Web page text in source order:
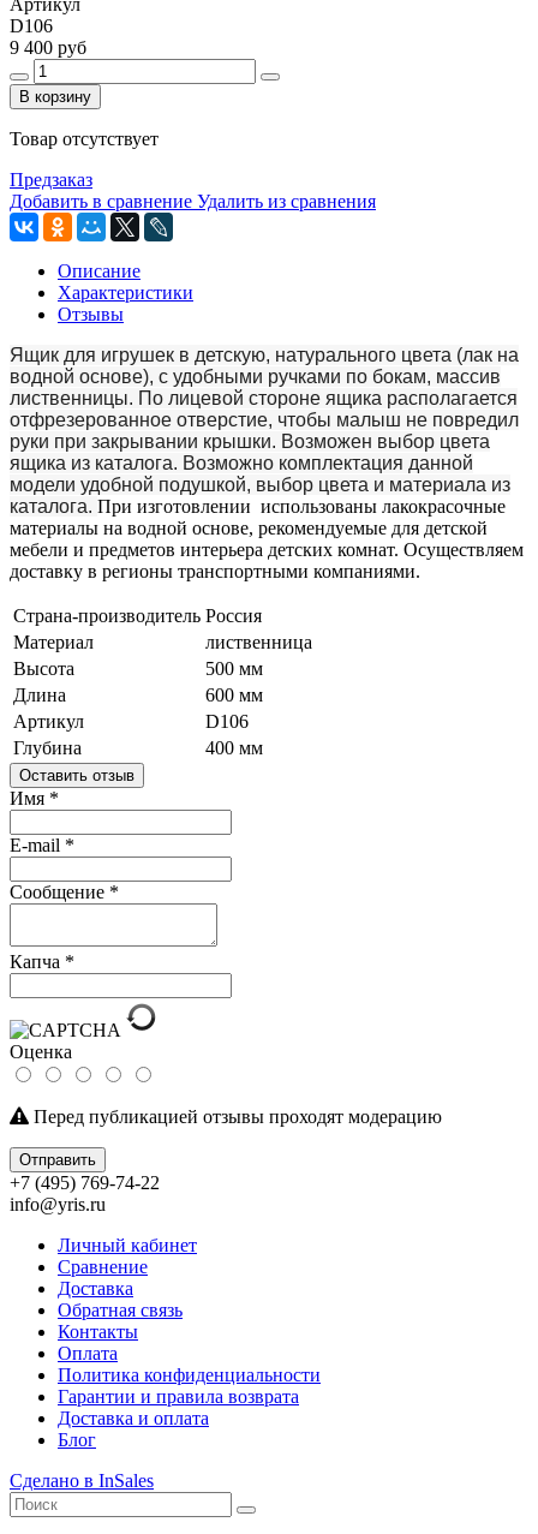
D106
9 400 руб
В корзину
Товар отсутствует
Предзаказ
Добавить в сравнение Удалить из сравнения
Описание
Характеристики
Отзывы
Ящик для игрушек в детскую, натурального цвета (лак на
водной основе), с удобными ручками по бокам, массив
лиственницы. По лицевой стороне ящика располагается
отфрезерованное отверстие, чтобы малыш не повредил
руки при закрывании крышки. Возможен выбор цвета
ящика из каталога. Возможно комплектация данной
модели удобной подушкой, выбор цвета и материала из
каталога. При изготовлении использованы лакокрасочные
материалы на водной основе, рекомендуемые для детской
мебели и предметов интерьера детских комнат. Осуществляем
доставку в регионы транспортными компаниями.
Страна-производитель Россия
Материал
лиственница
Высота
500 мм
Длина
600 мм
Артикул
D106
Глубина
400 мм
Оставить отзыв
Имя *
E-mail *
Сообщение *
Капча *
Оценка
Перед публикацией отзывы проходят модерацию
Отправить
+7 (495) 769-74-22
info@yris.ru
Личный кабинет
Сравнение
Доставка
Обратная связь
Контакты
Оплата
Политика конфиденциальности
Гарантии и правила возврата
Доставка и оплата
Блог
Сделано в InSales